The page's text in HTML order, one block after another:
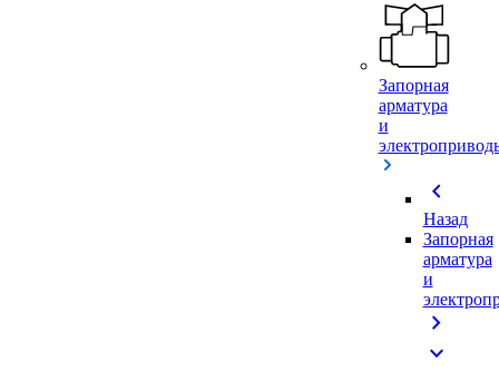
Запорная
арматура
и
chevron_left
Назад
Запорная
арматура
и
chevron_right
expand_more